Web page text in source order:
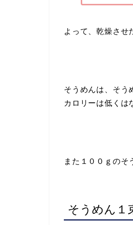
よって、乾燥させ
そうめんは、そう
カロリーは低くは
また１００ｇのそ
そうめん１